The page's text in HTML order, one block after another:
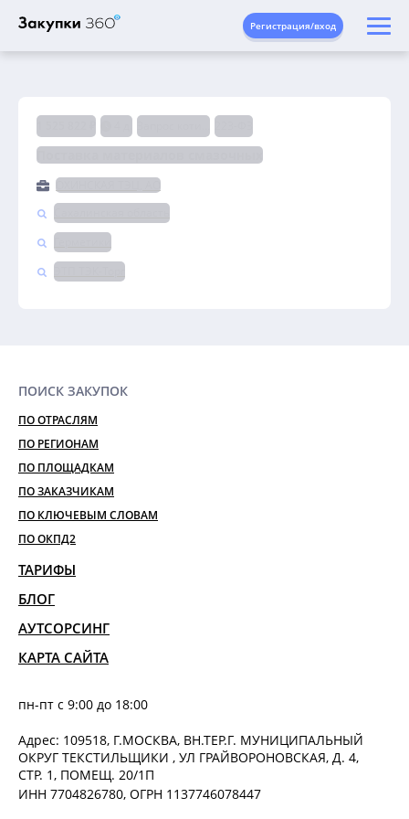
Регистрация/вход
Поставка материалов смазочных
ОХИНСКАЯ ТЭЦ, АО
ПОИСК ЗАКУПОК
ПО ОТРАСЛЯМ
ПО РЕГИОНАМ
ПО ПЛОЩАДКАМ
ПО ЗАКАЗЧИКАМ
ПО КЛЮЧЕВЫМ СЛОВАМ
ПО ОКПД2
ТАРИФЫ
БЛОГ
АУТСОРСИНГ
КАРТА САЙТА
пн-пт с 9:00 до 18:00
Адрес: 109518, Г.МОСКВА, ВН.ТЕР.Г. МУНИЦИПАЛЬНЫЙ
ОКРУГ ТЕКСТИЛЬЩИКИ , УЛ ГРАЙВОРОНОВСКАЯ, Д. 4,
СТР. 1, ПОМЕЩ. 20/1П
ИНН 7704826780, ОГРН 1137746078447